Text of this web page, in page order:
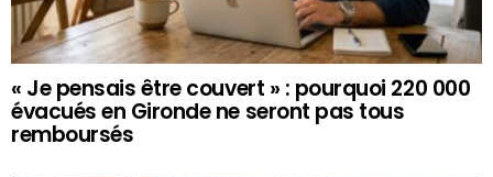
« Je pensais être couvert » : pourquoi 220 000
évacués en Gironde ne seront pas tous
remboursés